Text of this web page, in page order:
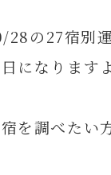
の27宿別運
になります
を調べたい